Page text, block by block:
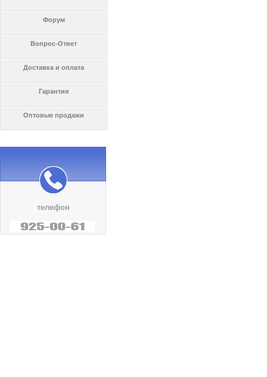
Форум
Вопрос-Ответ
Доставка и оплата
Гарантия
Оптовые продажи
телефон